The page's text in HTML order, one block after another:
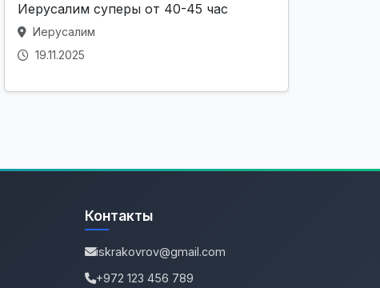
Иерусалим суперы от 40-45 час
Иерусалим
19.11.2025
Контакты
iskrakovrov@gmail.com
+972 123 456 789